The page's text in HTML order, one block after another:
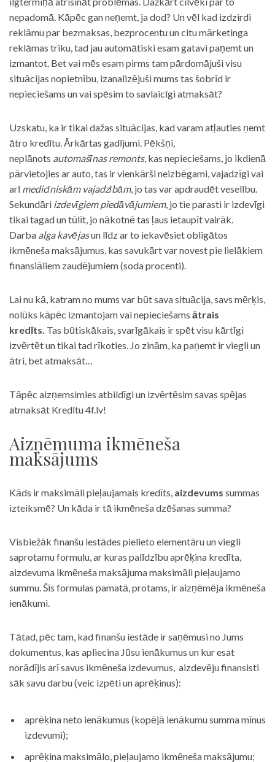
nepadomā. Kāpēc gan neņemt, ja dod? Un vēl kad izdzirdi
reklāmu par bezmaksas, bezprocentu un citu mārketinga
reklāmas triku, tad jau automātiski esam gatavi paņemt un
izmantot. Bet vai mēs esam pirms tam pārdomājuši visu
situācijas nopietnību, izanalizējuši mums tas šobrīd ir
nepieciešams un vai spēsim to savlaicīgi atmaksāt?
Uzskatu, ka ir tikai dažas situācijas, kad varam atļauties ņemt
ātro kredītu. Ārkārtas gadījumi. Pēkšņi,
neplānots automašīnas remonts, kas nepieciešams, jo ikdienā
pārvietojies ar auto, tas ir vienkārši neizbēgami, vajadzīgi vai
arīmedicīniskām vajadzībām, jo tas var apdraudēt veselību.
Sekundāri izdevīgiem piedāvājumiem, jo tie parasti ir izdevīgi
tikai tagad un tūlīt, jo nākotnē tas ļaus ietaupīt vairāk.
Darba alga kavējasun līdz ar to iekavēsiet obligātos
ikmēneša maksājumus, kas savukārt var novest pie lielākiem
finansiāliem zaudējumiem (soda procenti).
Lai nu kā, katram no mums var būt sava situācija, savs mērķis,
nolūks kāpēc izmantojam vai nepieciešams ātrais
kredīts. Tas būtiskākais, svarīgākais ir spēt visu kārtīgi
izvērtēt un tikai tad rīkoties. Jo zinām, ka paņemt ir viegli un
ātri, bet atmaksāt…
Tāpēc aizņemsimies atbildīgi un izvērtēsim savas spējas
atmaksāt Kredītu 4f.lv!
Aizņēmuma ikmēneša
maksājums
Kāds ir maksimāli pieļaujamais kredīts, aizdevums summas
izteiksmē? Un kāda ir tā ikmēneša dzēšanas summa?
Visbiežāk finanšu iestādes pielieto elementāru un viegli
saprotamu formulu, ar kuras palīdzību aprēķina kredīta,
aizdevuma ikmēneša maksājuma maksimāli pieļaujamo
summu. Šīs formulas pamatā, protams, ir aizņēmēja ikmēneša
ienākumi.
Tātad, pēc tam, kad finanšu iestāde ir saņēmusi no Jums
dokumentus, kas apliecina Jūsu ienākumus un kur esat
norādījis arī savus ikmēneša izdevumus, aizdevēju finansisti
sāk savu darbu (veic izpēti un aprēķinus):
aprēķina neto ienākumus (kopējā ienākumu summa mīnus
izdevumi);
aprēķina maksimālo, pieļaujamo ikmēneša maksājumu;